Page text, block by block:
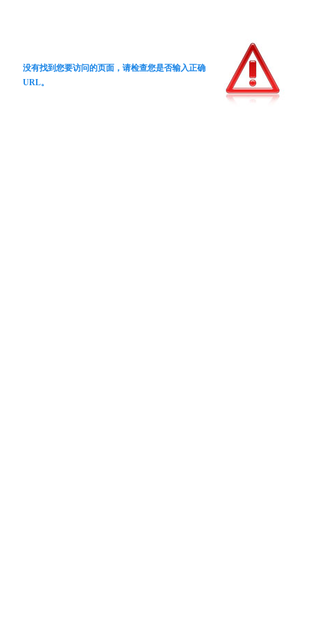
没有找到您要访问的页面，请检查您是否输入正确
URL。